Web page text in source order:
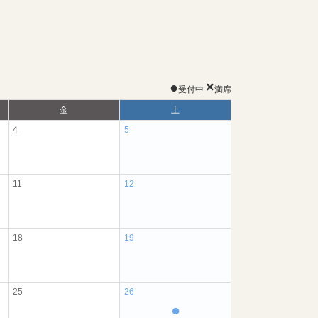
●受付中 ×満席
金
土
4
5
11 12
18 19
25 26
●